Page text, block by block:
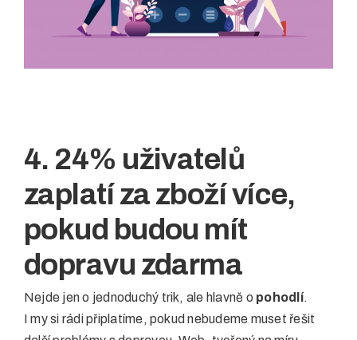
4. 24% uživatelů
zaplatí za zboží více,
pokud budou mít
dopravu zdarma
Nejde jen o jednoduchý trik, ale hlavně o pohodlí.
I my si rádi připlatíme, pokud nebudeme muset řešit